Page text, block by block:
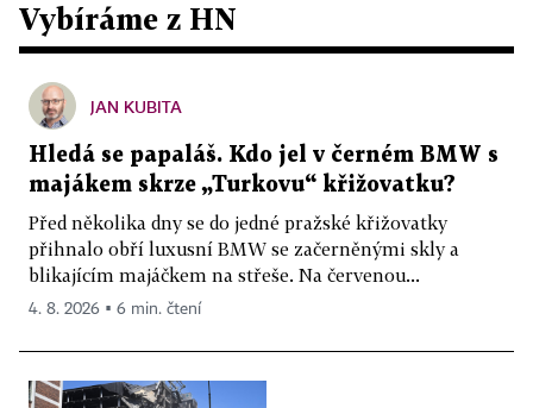
Vybíráme z HN
JAN KUBITA
Hledá se papaláš. Kdo jel v černém BMW s
majákem skrze „Turkovu“ křižovatku?
Před několika dny se do jedné pražské křižovatky
přihnalo obří luxusní BMW se začerněnými skly a
blikajícím majáčkem na střeše. Na červenou...
4. 8. 2026 ▪ 6 min. čtení